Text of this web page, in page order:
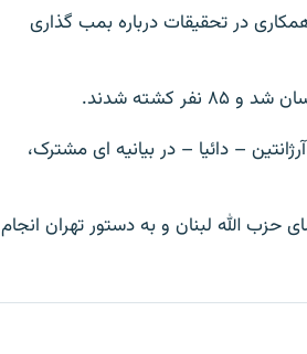
در تحقيقات درباره بمب گذاری
– دائيا – در بيانيه ای مشترک،
گذاری سال ۹۴ توسط يکی از اعضای حزب الله لبنان و به دستور تهران انجام